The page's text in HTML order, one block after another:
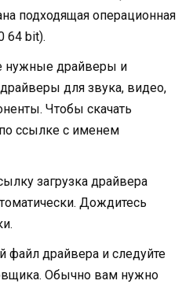
подходящая операционная
64 bit).
нужные драйверы и
для звука, видео,
Чтобы скачать
ссылке с именем
загрузка драйвера
Дождитесь
файл драйвера и следуйте
Обычно вам нужно